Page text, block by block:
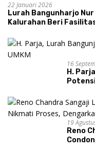
22 Januari 2026
Lurah Bangunharjo
Kalurahan Beri Fasilitas
16
H.
19
Reno